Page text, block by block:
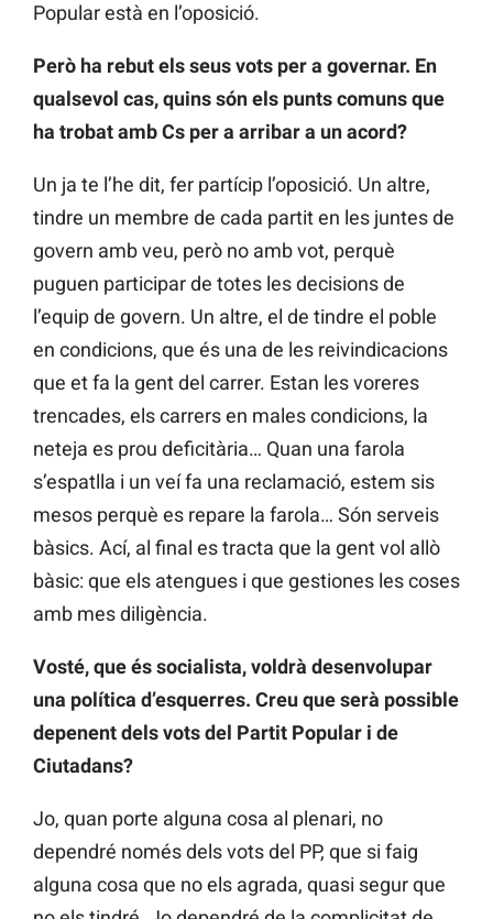
Popular està en l’oposició.
Però ha rebut els seus vots per a governar. En
qualsevol cas, quins són els punts comuns que
ha trobat amb Cs per a arribar a un acord?
Un ja te l’he dit, fer partícip l’oposició. Un altre,
tindre un membre de cada partit en les juntes de
govern amb veu, però no amb vot, perquè
puguen participar de totes les decisions de
l’equip de govern. Un altre, el de tindre el poble
en condicions, que és una de les reivindicacions
que et fa la gent del carrer. Estan les voreres
trencades, els carrers en males condicions, la
neteja es prou deficitària… Quan una farola
s’espatlla i un veí fa una reclamació, estem sis
mesos perquè es repare la farola… Són serveis
bàsics. Ací, al final es tracta que la gent vol allò
bàsic: que els atengues i que gestiones les coses
amb mes diligència.
Vosté,que és socialista, voldrà desenvolupar
una política d’esquerres. Creu que serà possible
depenent dels vots del Partit Popular i de
Ciutadans?
Jo, quan porte alguna cosa al plenari, no
dependré només dels vots del PP, que si faig
alguna cosa que no els agrada, quasi segur que